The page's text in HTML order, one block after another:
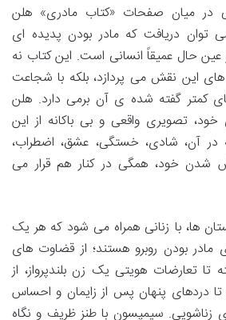
در میان صفحات «کتاب مادری» هلن
دریافت که مادر بودن پدیده ای
حال عمیقاً انسانی است. این کتاب نه
این نقش می پردازد، بلکه با شجاعت
کمتر گفته شده ی آن برمی دارد. هلن
خود، تصویری واقعی و بی باکانه از این
در آن، شادی، خستگی، عشق، اضطراب،
شدن خود، همگی در کنار هم قرار می
ها، با زنانی همراه می شود که هر یک
بودن روبرو هستند؛ از قضاوت های
تعارضات هویتی یک زن بلندپرواز، از
دردهای پنهان پس از زایمان و احساس
زناشویی. سیمپسون با طنز ظریف و نگاه